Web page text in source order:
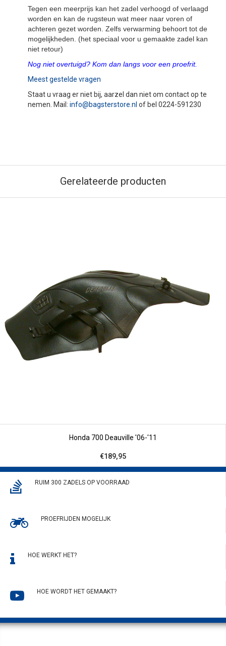
Tegen een meerprijs kan het zadel verhoogd of verlaagd
worden en kan de rugsteun wat meer naar voren of
achteren gezet worden. Zelfs verwarming behoort tot de
mogelijkheden. (het speciaal voor u gemaakte zadel kan
niet retour)
Nog niet overtuigd? Kom dan langs voor een proefrit.
Meest gestelde vragen
Staat u vraag er niet bij, aarzel dan niet om contact op te
nemen. Mail: info@bagsterstore.nl of bel 0224-591230
Gerelateerde producten
Honda 700 Deauville '06-'11
€189,95
RUIM 300 ZADELS OP VOORRAAD
PROEFRIJDEN MOGELIJK
HOE WERKT HET?
HOE WORDT HET GEMAAKT?